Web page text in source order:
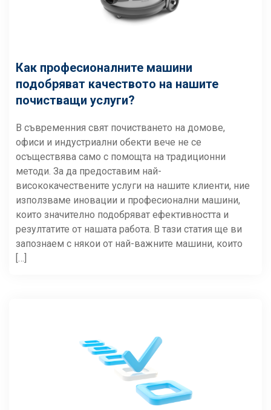
Как професионалните машини
подобряват качеството на нашите
почистващи услуги?
В съвременния свят почистването на домове,
офиси и индустриални обекти вече не се
осъществява само с помощта на традиционни
методи. За да предоставим най-
висококачествените услуги на нашите клиенти, ние
използваме иновации и професионални машини,
които значително подобряват ефективността и
резултатите от нашата работа. В тази статия ще ви
запознаем с някои от най-важните машини, които
[…]